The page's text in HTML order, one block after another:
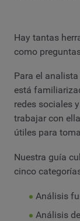
Hay tantas
como
Para el
está
redes sociales
trabajar con
útiles para
Nuestra guía
cinco
Análisis
Análisis